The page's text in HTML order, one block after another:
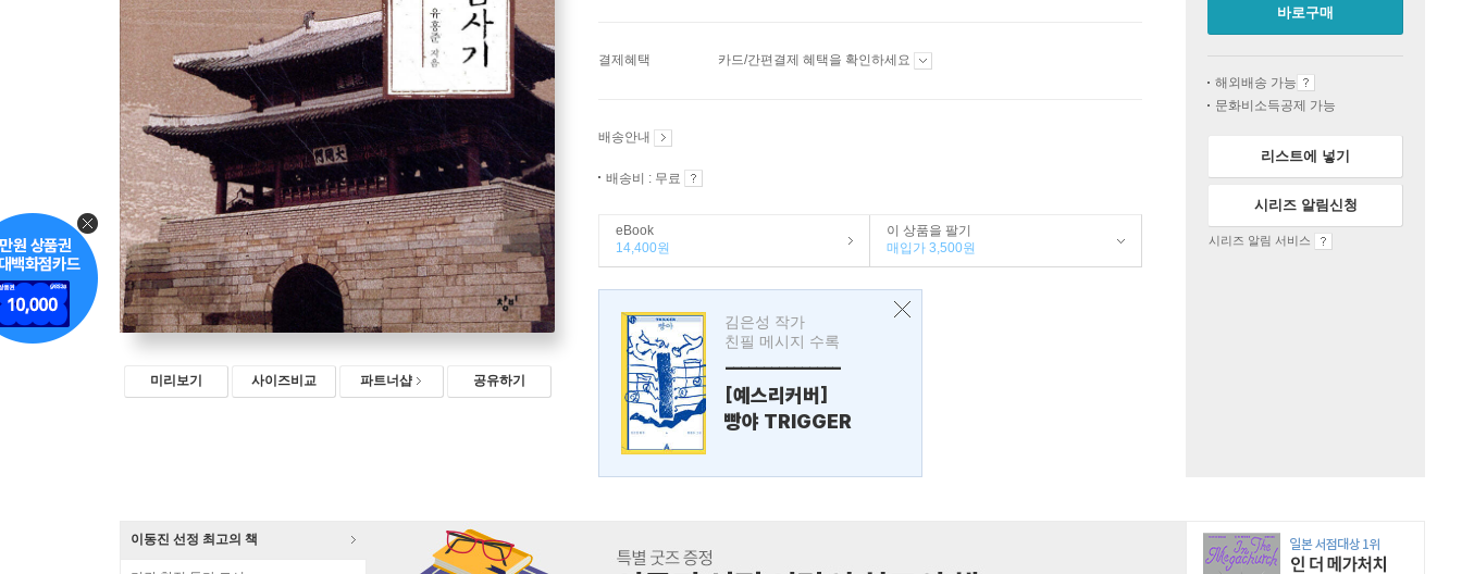
미리보기 사이즈비교 파트너샵 공유하기
결제혜택 카드/간편결제 혜택을 확인하세요
배송안내
배송비 : 무료
eBook
14,400원
이 상품을 팔기
매입가 3,500원
김은성 작가
친필 메시지 수록
---------------
[예스리커버]
빵야 TRIGGER
바로구매
해외배송 가능
문화비소득공제 가능
리스트에 넣기
시리즈 알림신청
시리즈 알림 서비스
이동진 선정 최고의 책